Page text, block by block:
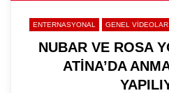
ENTERNASYONAL GENEL VIDEOLAR
NUBAR VE ROSA
ATİNA’DA